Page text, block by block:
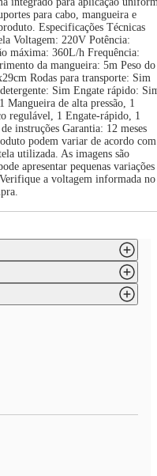
para cabo, mangueira e
Especificações Técnicas
Voltagem: 220V Potência:
máxima: 360L/h Frequência:
da mangueira: 5m Peso do
Rodas para transporte: Sim
Sim Engate rápido:
de alta pressão, 1
regulável, 1 Engate-rápido, 1
instruções Garantia: 12 meses
podem variar de acordo com
utilizada. As imagens são
apresentar pequenas variações
a voltagem informada no